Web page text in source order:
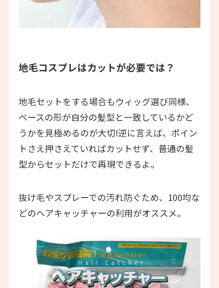
地毛コスプレはカットが必要では？
地毛セットをする場合もウィッグ選び同様、
ベースの形が自分の髪型と一致しているかど
うかを見極めるのが大切!逆に言えば、ポイン
トさえ押さえていればカットせず、普通の髪
型からセットだけで再現できるよ。
抜け毛やスプレーでの汚れ防ぐため、100均な
どのヘアキャッチャーの利用がオススメ。